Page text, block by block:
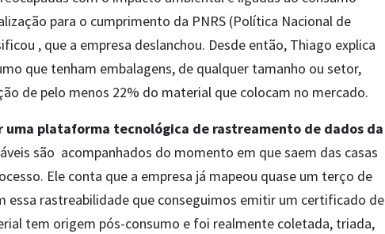
para o cumprimento da PNRS (Política Nacional de
, que a empresa deslanchou. Desde então, Thiago explica
que tenham embalagens, de qualquer tamanho ou setor,
de pelo menos 22% do material que colocam no mercado.
uma plataforma tecnológica de rastreamento de dados da
são acompanhados do momento em que saem das casas
Ele conta que a empresa já mapeou quase um terço de
essa rastreabilidade que conseguimos emitir um certificado de
tem origem pós-consumo e foi realmente coletada, triada,